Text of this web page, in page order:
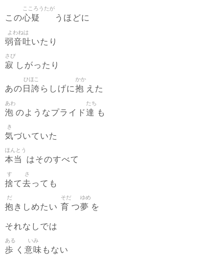
この心疑
こころうたが
うほどに
弱音吐
よわねは
いたり
寂
さび
しがったり
あの 日誇
ひほこ
らしげに抱
かか
えた
泡
あわ
のようなプライド達
たち
も
気
き
づいていた
本当
ほんとう
はそのすべて
捨
す
て去
さ
っても
抱
だ
きしめたい 育
そだ
つ夢
ゆめ
を
それなしでは
歩
ある
く 意味
いみ
もない